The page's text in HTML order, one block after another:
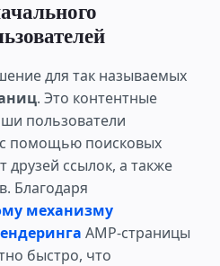
для так называемых
. Это контентные
пользователи
с помощью поисковых
друзей ссылок, а также
Благодаря
механизму
AMP-страницы
быстро, что